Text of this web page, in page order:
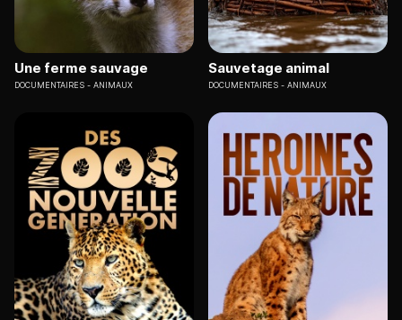
Une ferme sauvage
DOCUMENTAIRES ANIMAUX
Sauvetage animal
DOCUMENTAIRES ANIMAUX